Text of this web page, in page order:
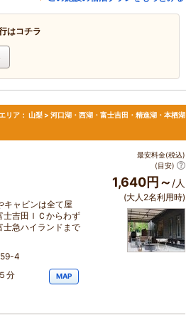
はコチラ
エリア： 山梨 > 河口湖・西湖・富士吉田・精進湖・本栖湖
キャビンは全て屋
士吉田ＩＣからわず
急ハイランドまで
4
分 MAP
最安料金(税込)
(目安)
1,640円～ /人
(大人2名利用時)